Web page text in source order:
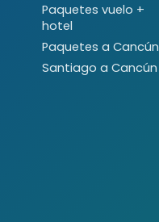
Paquetes vuelo +
hotel
Paquetes a Cancún
Santiago a Cancún